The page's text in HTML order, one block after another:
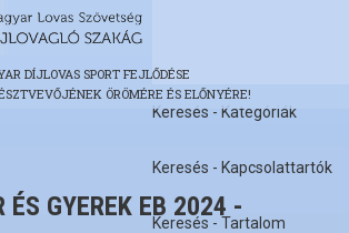
Keresés - Kategóriák
Keresés - Kapcsolattartók
Keresés - Tartalom
DÍJLOVAS SPORT FEJLŐDÉSE
ÖRÖMÉRE ÉS ELŐNYÉRE!
ÉS GYEREK EB 2024 -